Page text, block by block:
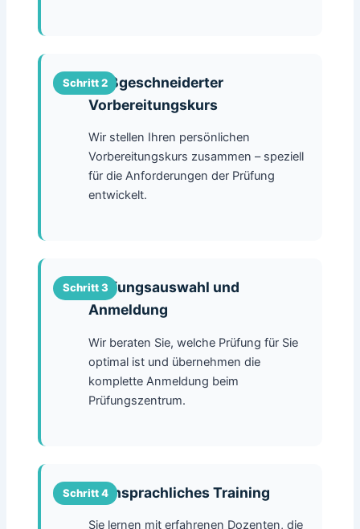
Maßgeschneiderter
Vorbereitungskurs
Wir stellen Ihren persönlichen
Vorbereitungskurs zusammen – speziell
für die Anforderungen der Prüfung
entwickelt.
Prüfungsauswahl und
Anmeldung
Wir beraten Sie, welche Prüfung für Sie
optimal ist und übernehmen die
komplette Anmeldung beim
Prüfungszentrum.
Fachsprachliches Training
Sie lernen mit erfahrenen Dozenten, die